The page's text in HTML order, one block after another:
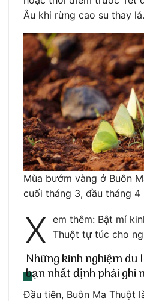
Âu khi rừng cao su thay lá.
Mùa bướm vàng ở Buôn
cuối tháng 3, đầu tháng 4
X em thêm: Bật mí
Thuột tự túc cho
Những kinh nghiệm du
bạn nhất định phải ghi
Đầu tiên, Buôn Ma Thuột